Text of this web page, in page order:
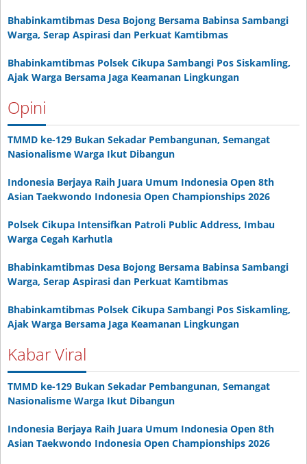
Bhabinkamtibmas Desa Bojong Bersama Babinsa Sambangi
Warga, Serap Aspirasi dan Perkuat Kamtibmas
Bhabinkamtibmas Polsek Cikupa Sambangi Pos Siskamling,
Ajak Warga Bersama Jaga Keamanan Lingkungan
Opini
TMMD ke-129 Bukan Sekadar Pembangunan, Semangat
Nasionalisme Warga Ikut Dibangun
Indonesia Berjaya Raih Juara Umum Indonesia Open 8th
Asian Taekwondo Indonesia Open Championships 2026
Polsek Cikupa Intensifkan Patroli Public Address, Imbau
Warga Cegah Karhutla
Bhabinkamtibmas Desa Bojong Bersama Babinsa Sambangi
Warga, Serap Aspirasi dan Perkuat Kamtibmas
Bhabinkamtibmas Polsek Cikupa Sambangi Pos Siskamling,
Ajak Warga Bersama Jaga Keamanan Lingkungan
Kabar Viral
TMMD ke-129 Bukan Sekadar Pembangunan, Semangat
Nasionalisme Warga Ikut Dibangun
Indonesia Berjaya Raih Juara Umum Indonesia Open 8th
Asian Taekwondo Indonesia Open Championships 2026